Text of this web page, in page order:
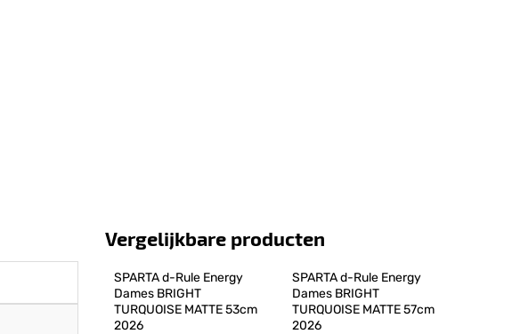
Vergelijkbare producten
SPARTA d-Rule Energy
Dames BRIGHT
TURQUOISE MATTE 53cm
2026
SPARTA d-Rule Energy
Dames BRIGHT
TURQUOISE MATTE 57cm
2026